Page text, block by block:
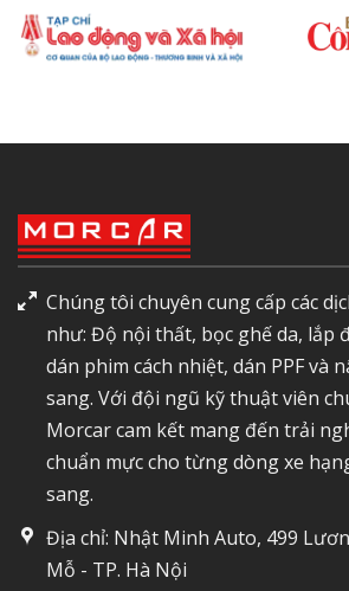
Chúng tôi chuyên cung cấp các
như: Độ nội thất, bọc ghế da, lắp
dán phim cách nhiệt, dán PPF và
sang. Với đội ngũ kỹ thuật viên
Morcar cam kết mang đến trải
chuẩn mực cho từng dòng xe
sang.
Địa chỉ: Nhật Minh Auto, 499
Mỗ - TP. Hà Nội